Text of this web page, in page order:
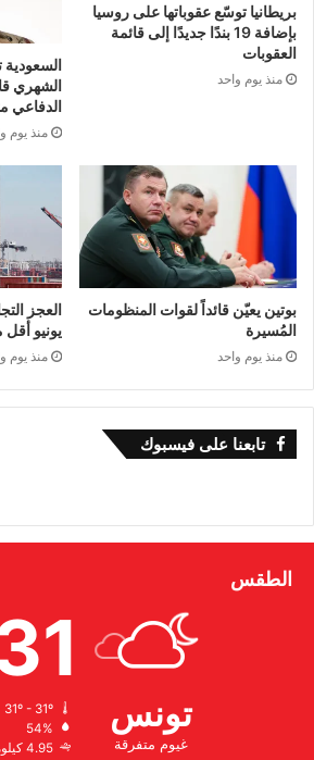
بريطانيا توسّع عقوباتها على روسيا
بإضافة 19 بندًا جديدًا إلى قائمة
العقوبات
منذ يوم واحد
السعودية
الشهري
الدفاعي
منذ يوم
بوتين يعيّن قائداً لقوات المنظومات
المُسيرة
منذ يوم واحد
العجز
يونيو
منذ يوم
تابعنا على فيسبوك
الطقس
تونس
غيوم متفرقة
54%
4.95 كيلومتر/ساعة